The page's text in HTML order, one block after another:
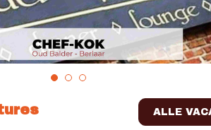
ALLE